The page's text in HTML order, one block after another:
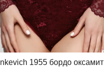
1955 бордо оксамит